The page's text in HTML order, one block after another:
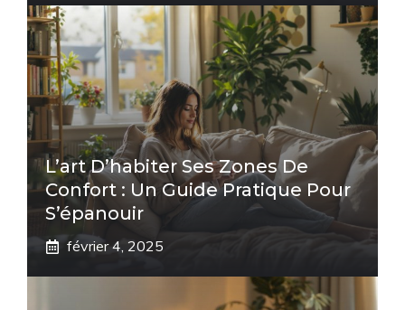
L’art D’habiter Ses Zones De
Confort : Un Guide Pratique Pour
S’épanouir
février 4, 2025